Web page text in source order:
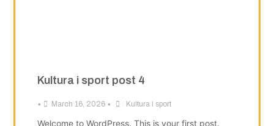
Kultura i sport post 4
• March 16, 2026 • Kultura i sport
Welcome to WordPress. This is your first post.